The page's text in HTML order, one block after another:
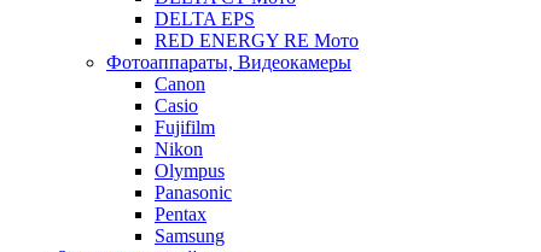
DELTA EPS
RED ENERGY RE Мото
Фотоаппараты, Видеокамеры
Canon
Casio
Fujifilm
Nikon
Olympus
Panasonic
Pentax
Samsung